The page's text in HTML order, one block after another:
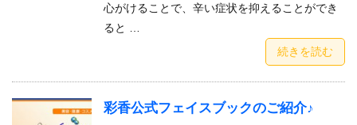
心がけることで、辛い症状を抑えることができ
ると …
続きを読む
彩香公式フェイスブックのご紹介♪